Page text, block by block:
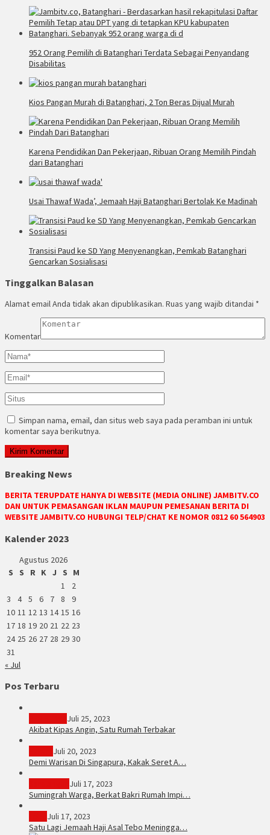
952 Orang Pemilih di Batanghari Terdata Sebagai Penyandang
Disabilitas
Kios Pangan Murah di Batanghari, 2 Ton Beras Dijual Murah
Karena Pendidikan Dan Pekerjaan, Ribuan Orang Memilih Pindah
dari Batanghari
Usai Thawaf Wada’, Jemaah Haji Batanghari Bertolak Ke Madinah
Transisi Paud ke SD Yang Menyenangkan, Pemkab Batanghari
Gencarkan Sosialisasi
Tinggalkan Balasan
Alamat email Anda tidak akan dipublikasikan. Ruas yang wajib ditandai *
Komentar
Simpan nama, email, dan situs web saya pada peramban ini untuk
komentar saya berikutnya.
Breaking News
BERITA TERUPDATE HANYA DI WEBSITE (MEDIA ONLINE) JAMBITV.CO
DAN UNTUK PEMASANGAN IKLAN MAUPUN PEMESANAN BERITA DI
WEBSITE JAMBITV.CO HUBUNGI TELP/CHAT KE NOMOR 0812 60 564903
Kalender 2023
Agustus 2026
S
S R K J S
M
1
2
3
4 5 6 7 8
9
10 11 12 13 14 15 16
17 18 19 20 21 22 23
24 25 26 27 28 29 30
31
« Jul
Pos Terbaru
Juli 25, 2023
Akibat Kipas Angin, Satu Rumah Terbakar
Juli 20, 2023
Demi Warisan Di Singapura, Kakak Seret A…
Juli 17, 2023
Sumingrah Warga, Berkat Bakri Rumah Impi…
Juli 17, 2023
Satu Lagi Jemaah Haji Asal Tebo Meningga…